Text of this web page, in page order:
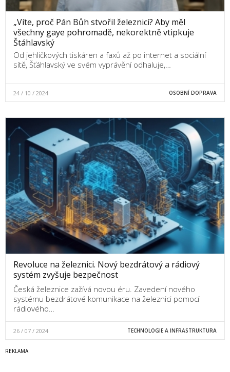
„Víte, proč Pán Bůh stvořil železnici? Aby měl
všechny gaye pohromadě, nekorektně vtipkuje
Štáhlavský
Od jehličkových tiskáren a faxů až po internet a sociální
sítě, Šťáhlavský ve svém vyprávění odhaluje,…
24 / 10 / 2024 OSOBNÍ DOPRAVA
Revoluce na železnici. Nový bezdrátový a rádiový
systém zvyšuje bezpečnost
Česká železnice zažívá novou éru. Zavedení nového
systému bezdrátové komunikace na železnici pomocí
rádiového…
26 / 07 / 2024 TECHNOLOGIE A INFRASTRUKTURA